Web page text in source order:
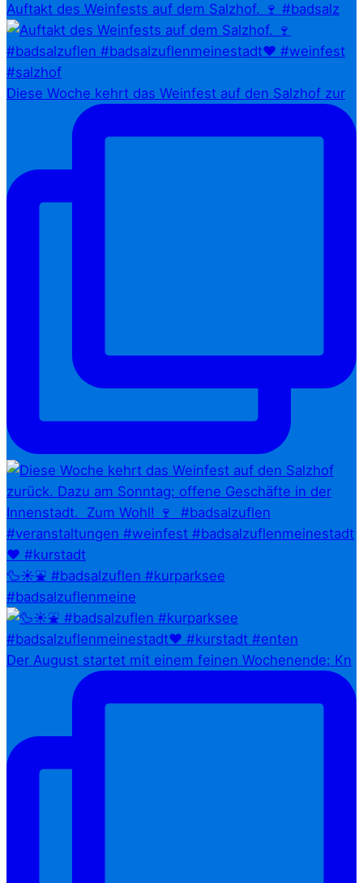
Auftakt des Weinfests auf dem Salzhof. 🍷 #badsalz
Diese Woche kehrt das Weinfest auf den Salzhof zur
🦆☀️⛲ #badsalzuflen #kurparksee
#badsalzuflenmeine
Der August startet mit einem feinen Wochenende: Kn